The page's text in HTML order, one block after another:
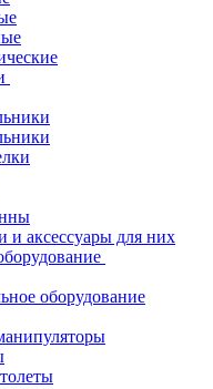
и аксессуары для них
оборудование